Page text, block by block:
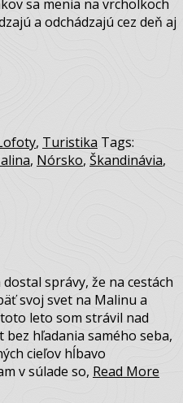
sa menia na vrcholkoch
a odchádzajú cez deň aj
, Turistika Tags:
, Nórsko, Škandinávia,
správy, že na cestách
svoj svet na Malinu a
leto som strávil nad
hľadania samého seba,
cieľov hĺbavo
v súlade so, Read More